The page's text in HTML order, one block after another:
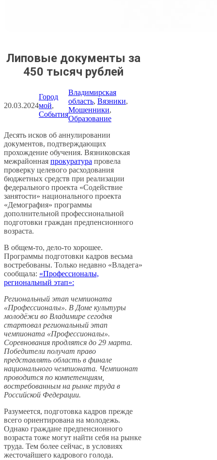
Липовые документы за
450 тысяч рублей
20.03.2024
Город
мой
События
Владимирская
область, Вязники
Мошенники
Образование
Десять исков об аннулировании
документов, подтверждающих
прохождение обучения. Вязниковская
межрайонная прокуратура провела
проверку целевого расходования
бюджетных средств при реализации
федерального проекта «Содействие
занятости» национального проекта
«Демография» программы
дополнительной профессиональной
подготовки граждан предпенсионного
возраста.
В общем-то, дело-то хорошее.
Программы подготовки кадров весьма
востребованы. Только недавно «Владега»
сообщала: «Профессионалы,
региональный этап»:
Региональный этап чемпионата
«Профессионалы». В Доме культуры
молодёжи во Владимире сегодня
стартовал региональный этап
чемпионата «Профессионалы».
Соревнования продлятся до 29 марта.
Победители получат право
представлять область в финале
национального чемпионата. Чемпионат
проводится по компетенциям,
востребованным на рынке труда в
Российской Федерации.
Разумеется, подготовка кадров прежде
всего ориентирована на молодежь.
Однако граждане предпенсионного
возраста тоже могут найти себя на рынке
труда. Тем более сейчас, в условиях
жесточайшего кадрового голода.